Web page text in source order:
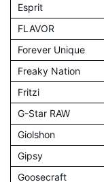
Esprit
FLAVOR
Forever Unique
Freaky Nation
Fritzi
G-Star RAW
Giolshon
Gipsy
Goosecraft